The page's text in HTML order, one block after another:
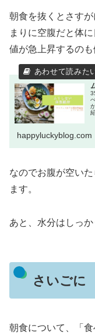
朝食を抜くとさす
まりに空腹だと体
値が急上昇するのも
happyluckyblog.com
なのでお腹が空い
ます。
あと、水分はしっか
さいごに
朝食について、「